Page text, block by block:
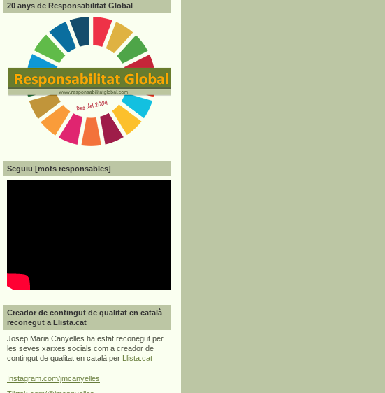
20 anys de Responsabilitat Global
Seguiu [mots responsables]
Creador de contingut de qualitat en català
reconegut a Llista.cat
Josep Maria Canyelles ha estat reconegut per
les seves xarxes socials com a creador de
contingut de qualitat en català per
Llista.cat
Instagram.com/jmcanyelles